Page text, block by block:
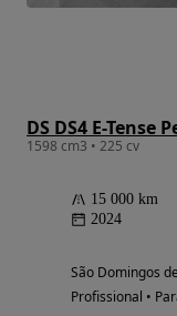
DS DS4 E-Tense
1598 cm3 • 225 cv
15 000 km
2024
São Domingos
Profissional •